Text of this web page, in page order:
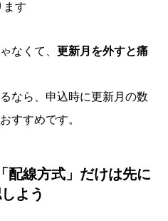
ます
なくて、 更新月を外すと痛
なら、申込時に更新月の数
すすめです。
配線方式」だけは先に
よう